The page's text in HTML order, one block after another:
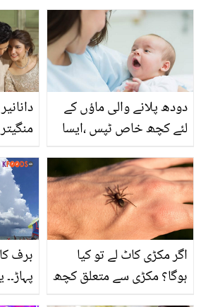
علی
آج
اہم باتیں جان لیں، جو آپ
کو بڑے نقصان سے بچا
سکتی ہیں
پوسٹ
دودھ پلانے والی ماؤں کے
لئے کچھ خاص ٹپس ،ایسا
کی پوری خوراک مل سکے ۔
برف
اگر مکڑی کاٹ لے تو کیا
ہوگا؟ مکڑی سے متعلق کچھ